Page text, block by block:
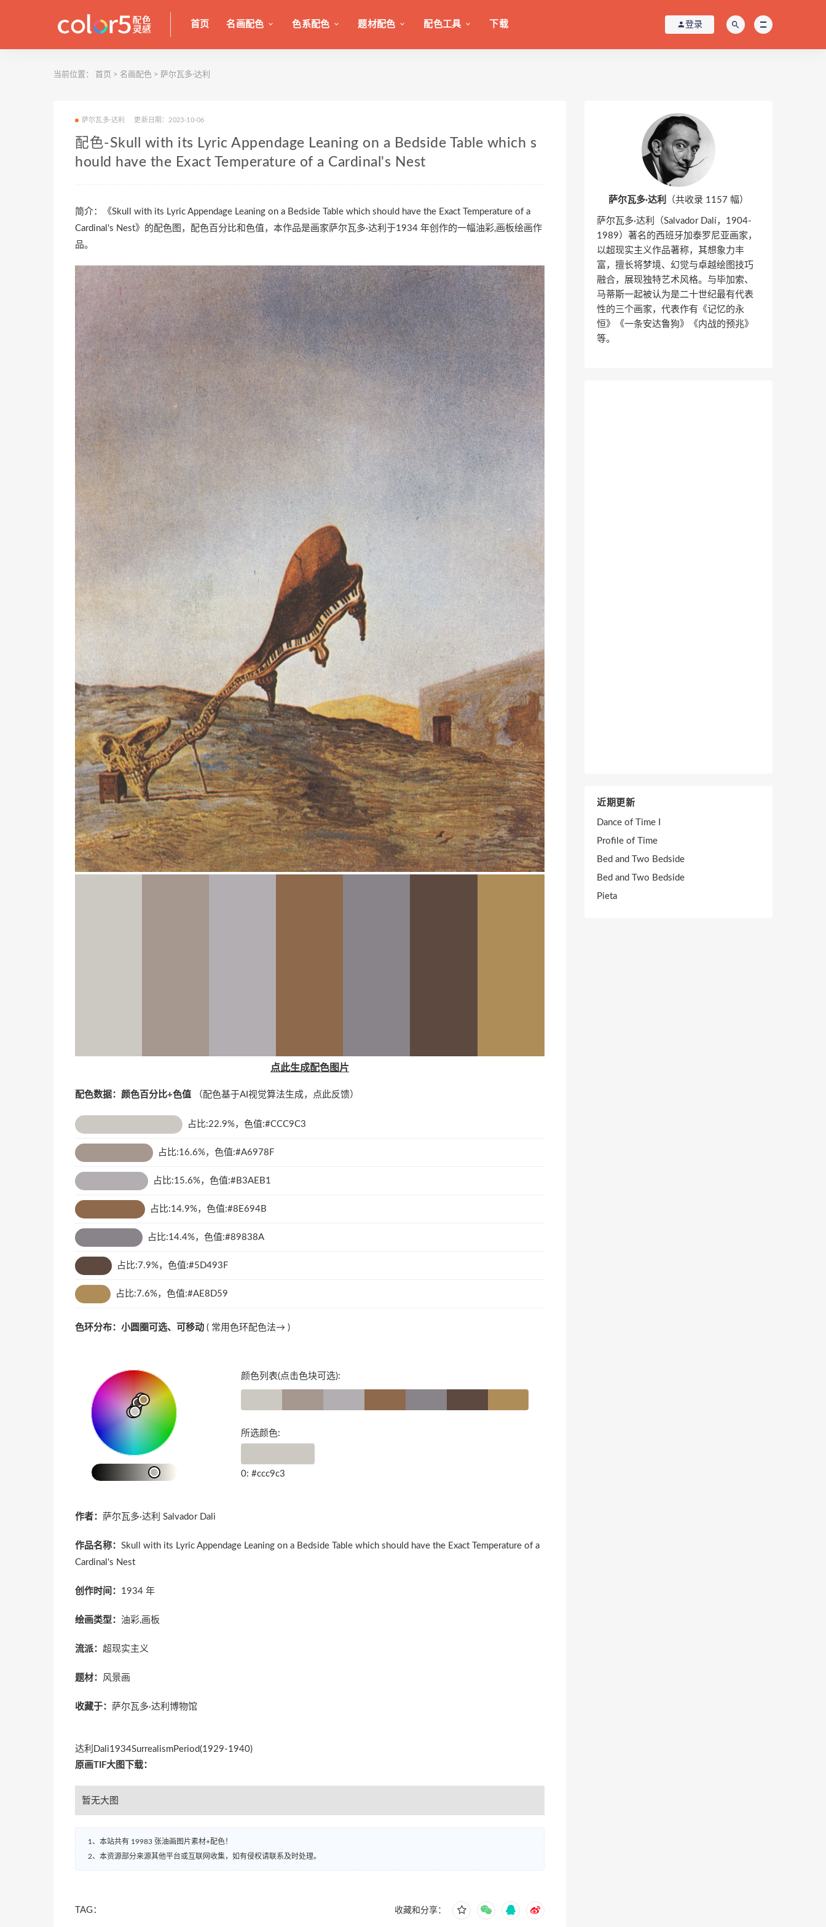
首页 名画配色 色系配色 题材配色 配色工具 下载 登录
当前位置： 首页 > 名画配色 > 萨尔瓦多·达利
萨尔瓦多·达利 更新日期：2023-10-06
配色-Skull with its Lyric Appendage Leaning on a Bedside Table which s
hould have the Exact Temperature of a Cardinal's Nest
简介：《Skull with its Lyric Appendage Leaning on a Bedside Table which should have the Exact Temperature of a
Cardinal's Nest》的配色图，配色百分比和色值，本作品是画家萨尔瓦多·达利于1934 年创作的一幅油彩,画板绘画作
品。
点此生成配色图片
配色数据：颜色百分比+色值 （配色基于AI视觉算法生成， 点此反馈）
占比:22.9%，色值:#CCC9C3
占比:16.6%，色值:#A6978F
占比:15.6%，色值:#B3AEB1
占比:14.9%，色值:#8E694B
占比:14.4%，色值:#89838A
占比:7.9%，色值:#5D493F
占比:7.6%，色值:#AE8D59
色环分布：小圆圈可选、可移动 ( 常用色环配色法→ )
颜色列表(点击色块可选):
所选颜色:
0: #ccc9c3
作者： 萨尔瓦多·达利 Salvador Dali
作品名称： Skull with its Lyric Appendage Leaning on a Bedside Table which should have the Exact Temperature of a
Cardinal's Nest
创作时间： 1934 年
绘画类型： 油彩,画板
流派： 超现实主义
题材： 风景画
收藏于： 萨尔瓦多·达利博物馆
达利Dali1934SurrealismPeriod(1929-1940)
原画TIF大图下载：
暂无大图
1、本站共有 19983 张油画图片素材+配色！
2、本资源部分来源其他平台或互联网收集，如有侵权请联系及时处理。
TAG： 收藏和分享：
萨尔瓦多·达利 （共收录 1157 幅）
萨尔瓦多·达利（Salvador Dalí，1904-
1989）著名的西班牙加泰罗尼亚画家，
以超现实主义作品著称，其想象力丰
富，擅长将梦境、幻觉与卓越绘图技巧
融合，展现独特艺术风格。与毕加索、
马蒂斯一起被认为是二十世纪最有代表
性的三个画家，代表作有《记忆的永
恒》《一条安达鲁狗》《内战的预兆》
等。
近期更新
Dance of Time I
Profile of Time
Bed and Two Bedside
Bed and Two Bedside
Pieta